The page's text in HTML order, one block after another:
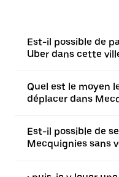
Est-il possible de
Uber dans cette
Quel est le moyen
déplacer dans
Est-il possible de
Mecquignies sans